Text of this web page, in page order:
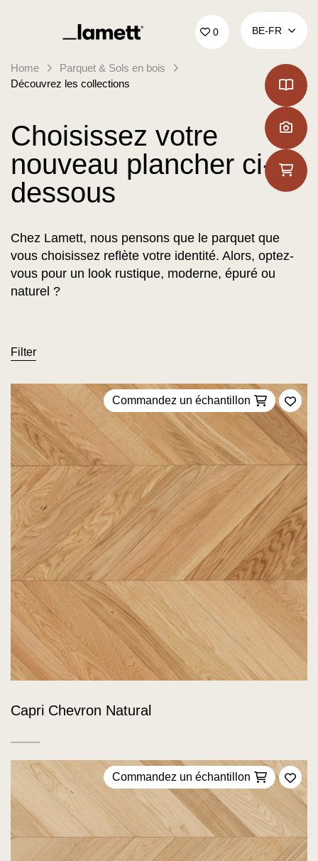
Retour à la page d'accueil 0 BE‑FR
Home
Parquet & Sols en bois
Découvrez les collections
Choisissez votre
nouveau plancher ci-
dessous
Chez Lamett, nous pensons que le parquet que
vous choisissez reflète votre identité. Alors, optez-
vous pour un look rustique, moderne, épuré ou
naturel ?
Filter
Commandez un échantillon
Capri Chevron Natural
Commandez un échantillon